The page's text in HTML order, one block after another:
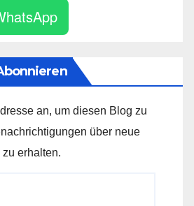
an, um diesen Blog zu
über neue
erhalten.